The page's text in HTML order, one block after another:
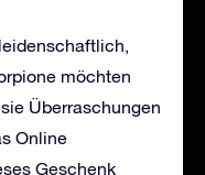
möchten
Überraschungen
Online
Geschenk